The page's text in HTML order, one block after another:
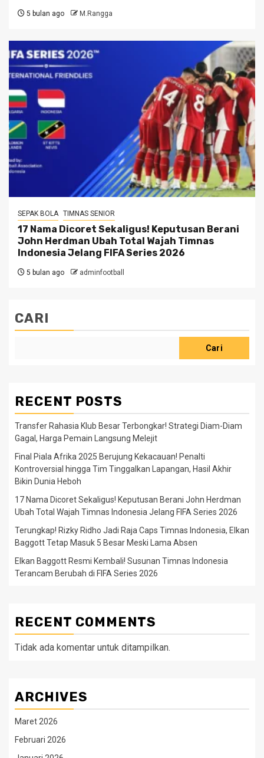
5 bulan ago M.Rangga
SEPAK BOLA TIMNAS SENIOR
17 Nama Dicoret Sekaligus! Keputusan Berani
John Herdman Ubah Total Wajah Timnas
Indonesia Jelang FIFA Series 2026
5 bulan ago adminfootball
CARI
Cari
RECENT POSTS
Transfer Rahasia Klub Besar Terbongkar! Strategi Diam-Diam
Gagal, Harga Pemain Langsung Melejit
Final Piala Afrika 2025 Berujung Kekacauan! Penalti
Kontroversial hingga Tim Tinggalkan Lapangan, Hasil Akhir
Bikin Dunia Heboh
17 Nama Dicoret Sekaligus! Keputusan Berani John Herdman
Ubah Total Wajah Timnas Indonesia Jelang FIFA Series 2026
Terungkap! Rizky Ridho Jadi Raja Caps Timnas Indonesia, Elkan
Baggott Tetap Masuk 5 Besar Meski Lama Absen
Elkan Baggott Resmi Kembali! Susunan Timnas Indonesia
Terancam Berubah di FIFA Series 2026
RECENT COMMENTS
Tidak ada komentar untuk ditampilkan.
ARCHIVES
Maret 2026
Februari 2026